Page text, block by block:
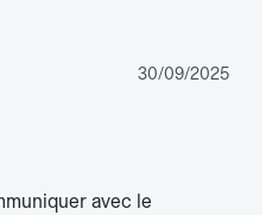
30/09/2025
avec le